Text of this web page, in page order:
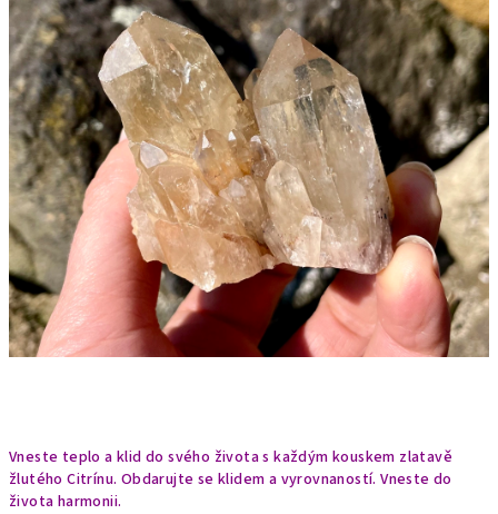
Vneste teplo a klid do svého života s každým kouskem zlatavě
žlutého Citrínu. Obdarujte se klidem a vyrovnaností. Vneste do
života harmonii.